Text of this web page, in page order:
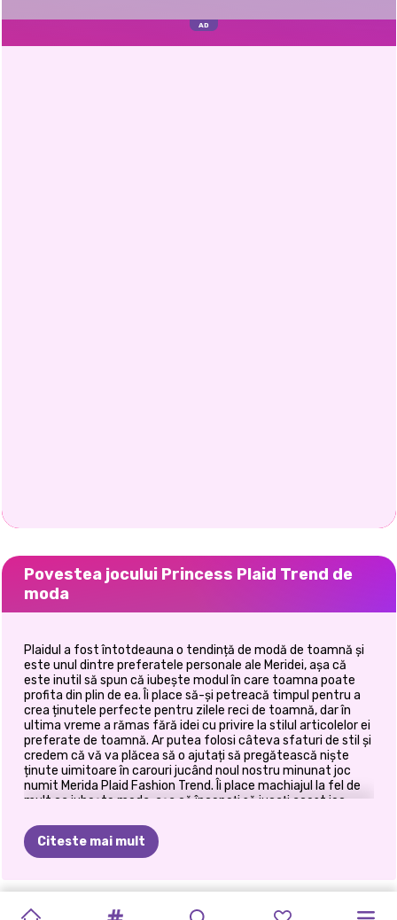
Povestea jocului Princess Plaid Trend de
moda
Plaidul a fost întotdeauna o tendință de modă de toamnă și
este unul dintre preferatele personale ale Meridei, așa că
este inutil să spun că iubește modul în care toamna poate
profita din plin de ea. Îi place să-și petreacă timpul pentru a
crea ținutele perfecte pentru zilele reci de toamnă, dar în
ultima vreme a rămas fără idei cu privire la stilul articolelor ei
preferate de toamnă. Ar putea folosi câteva sfaturi de stil și
credem că vă va plăcea să o ajutați să pregătească niște
ținute uimitoare în carouri jucând noul nostru minunat joc
numit Merida Plaid Fashion Trend. Îi place machiajul la fel de
mult ca iubește moda, așa că începeți să jucați acest joc
minunată de fard de ochi colorat, așa că alegeți culoarea
preferată și apoi mergeți mai departe și adăugați fard.
Finalizați aspectul cu rimel și ruj și apoi mergeți mai departe și
minunată și apoi mergeți mai departe și alegeți un top
minunat și confortabil. Asortează o fustă în carouri sau
Citeste mai mult
MODUL
DRESS-UP
BLUGI VILLAINS ELIZA